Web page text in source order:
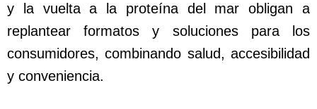
y la vuelta a la proteína del mar obligan a
replantear formatos y soluciones para los
consumidores, combinando salud, accesibilidad
y conveniencia.